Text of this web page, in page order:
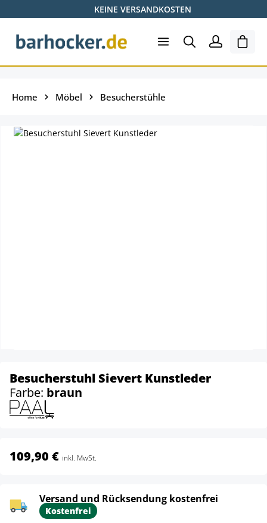
Zum Hauptinhalt springenKEINE VERSANDKOSTEN
Home Möbel Besucherstühle
Besucherstuhl Sievert Kunstleder
Farbe: braun
109,90 € inkl. MwSt.
Versand und Rücksendung kostenfrei
Kostenfrei